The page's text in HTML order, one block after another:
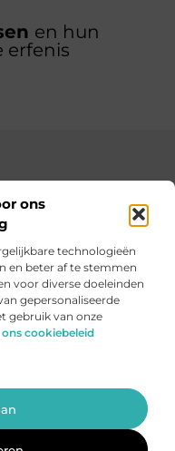
ons
technologieën
en beter af te stemmen
voor diverse doeleinden
gepersonaliseerde
gebruik van onze
ons cookiebeleid
Ga Naar
en hun
erfenis
altijd iets te lezen!
over een grote
alles uit het dagelijks
(EU)
Reserved.